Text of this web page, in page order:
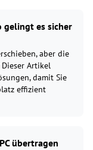
gelingt es sicher
aber die
Artikel
damit Sie
effizient
übertragen